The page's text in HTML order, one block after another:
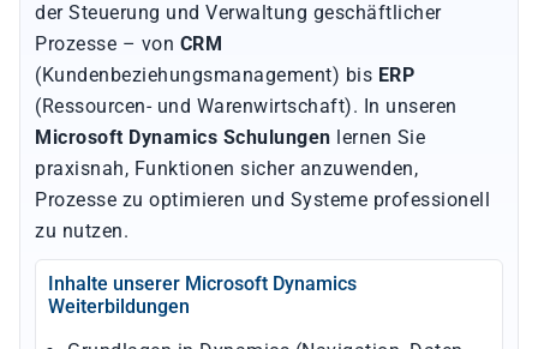
der Steuerung und Verwaltung geschäftlicher
Prozesse – von CRM
(Kundenbeziehungsmanagement) bis ERP
(Ressourcen- und Warenwirtschaft). In unseren
Microsoft Dynamics Schulungen lernen Sie
praxisnah, Funktionen sicher anzuwenden,
Prozesse zu optimieren und Systeme professionell
zu nutzen.
Inhalte unserer Microsoft Dynamics
Weiterbildungen